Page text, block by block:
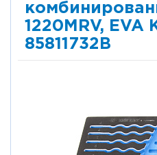
1220MRV, EVA
85811732B